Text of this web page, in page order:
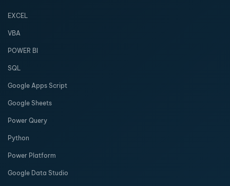
EXCEL
VBA
POWER BI
SQL
Google Apps Script
Google Sheets
Power Query
Python
Power Platform
Google Data Studio